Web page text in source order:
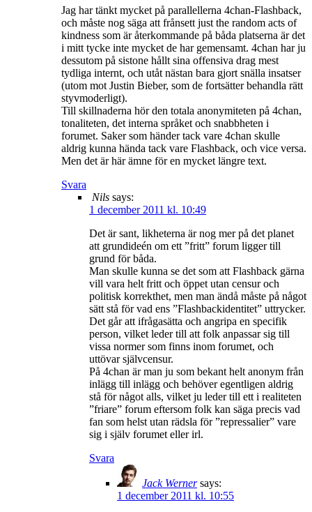
Jag har tänkt mycket på parallellerna 4chan-Flashback,
och måste nog säga att frånsett just the random acts of
kindness som är återkommande på båda platserna är det
i mitt tycke inte mycket de har gemensamt. 4chan har ju
dessutom på sistone hållt sina offensiva drag mest
tydliga internt, och utåt nästan bara gjort snälla insatser
(utom mot Justin Bieber, som de fortsätter behandla rätt
styvmoderligt).
Till skillnaderna hör den totala anonymiteten på 4chan,
tonaliteten, det interna språket och snabbheten i
forumet. Saker som händer tack vare 4chan skulle
aldrig kunna hända tack vare Flashback, och vice versa.
Men det är här ämne för en mycket längre text.
Svara
Nils says:
1 december 2011 kl. 10:49
Det är sant, likheterna är nog mer på det planet
att grundideén om ett ”fritt” forum ligger till
grund för båda.
Man skulle kunna se det som att Flashback gärna
vill vara helt fritt och öppet utan censur och
politisk korrekthet, men man ändå måste på något
sätt stå för vad ens ”Flashbackidentitet” uttrycker.
Det går att ifrågasätta och angripa en specifik
person, vilket leder till att folk anpassar sig till
vissa normer som finns inom forumet, och
uttövar självcensur.
På 4chan är man ju som bekant helt anonym från
inlägg till inlägg och behöver egentligen aldrig
stå för något alls, vilket ju leder till ett i realiteten
”friare” forum eftersom folk kan säga precis vad
fan som helst utan rädsla för ”repressalier” vare
sig i själv forumet eller irl.
Svara
Jack Werner says:
1 december 2011 kl. 10:55